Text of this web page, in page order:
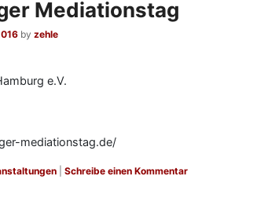
Mediationstag
by zehle
e.V.
mediationstag.de/
Schreibe einen Kommentar